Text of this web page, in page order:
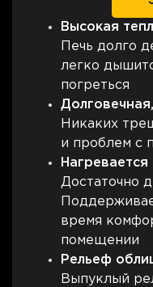
Высокая
Печь долго
легко
погреться
Никаких
и проблем с
Достаточно
время
помещении
Рельеф
Выпуклый